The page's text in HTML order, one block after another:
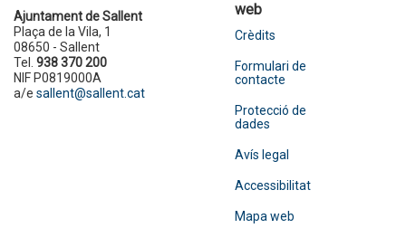
Ajuntament de Sallent
Plaça de la Vila, 1
08650 - Sallent
Tel. 938 370 200
NIF P0819000A
a/e sallent@sallent.cat
web
Crèdits
Formulari de
contacte
Protecció de
dades
Avís legal
Accessibilitat
Mapa web